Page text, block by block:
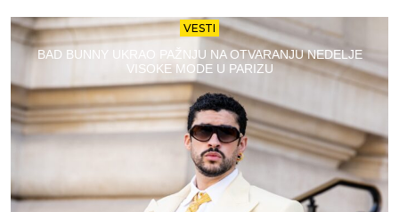
VESTI
BAD BUNNY UKRAO PAŽNJU NA OTVARANJU NEDELJE
VISOKE MODE U PARIZU